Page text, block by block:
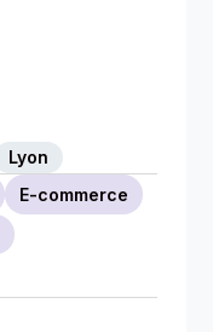
Lyon
E-commerce